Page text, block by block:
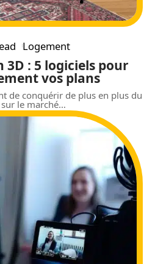
Logement
3D : 5 logiciels pour
vos plans
de conquérir de plus en plus du
le marché…